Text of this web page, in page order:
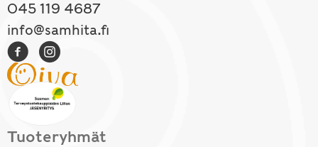
045 119 4687
info@samhita.fi
Tuoteryhmät